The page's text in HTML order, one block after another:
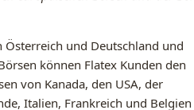
Österreich und Deutschland und
können Flatex Kunden den
von Kanada, den USA, der
Italien, Frankreich und Belgien